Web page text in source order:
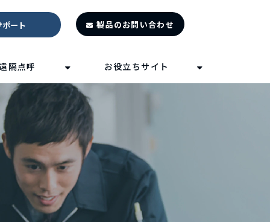
ート 製品のお問い合わせ
隔点呼 お役立ちサイト